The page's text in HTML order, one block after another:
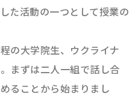
た活動の一つとして授業の
の大学院生、ウクライナ
まずは二人一組で話し合
ることから始まりまし